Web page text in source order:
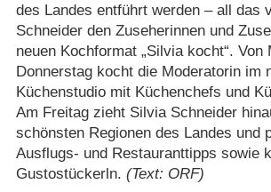
des Landes entführt werden – all das
Schneider den Zuseherinnen und
neuen Kochformat „Silvia kocht“. Von
Donnerstag kocht die Moderatorin im
Küchenstudio mit Küchenchefs und
Am Freitag zieht Silvia Schneider
schönsten Regionen des Landes und
Ausflugs- und Restauranttipps sowie
Gustostückerln. (Text: ORF)